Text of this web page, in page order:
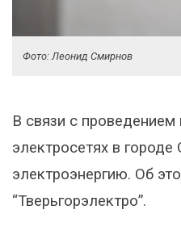
Фото: Леонид Смирнов
В связи с
электросетях в
электроэнергию. Об
“Тверьгорэлектро”.